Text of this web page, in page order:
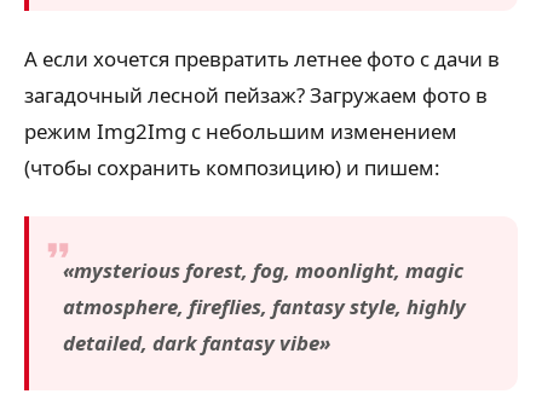
А если хочется превратить летнее фото с дачи в
загадочный лесной пейзаж? Загружаем фото в
режим Img2Img с небольшим изменением
(чтобы сохранить композицию) и пишем:
«mysterious forest, fog, moonlight, magic
atmosphere, fireflies, fantasy style, highly
detailed, dark fantasy vibe»